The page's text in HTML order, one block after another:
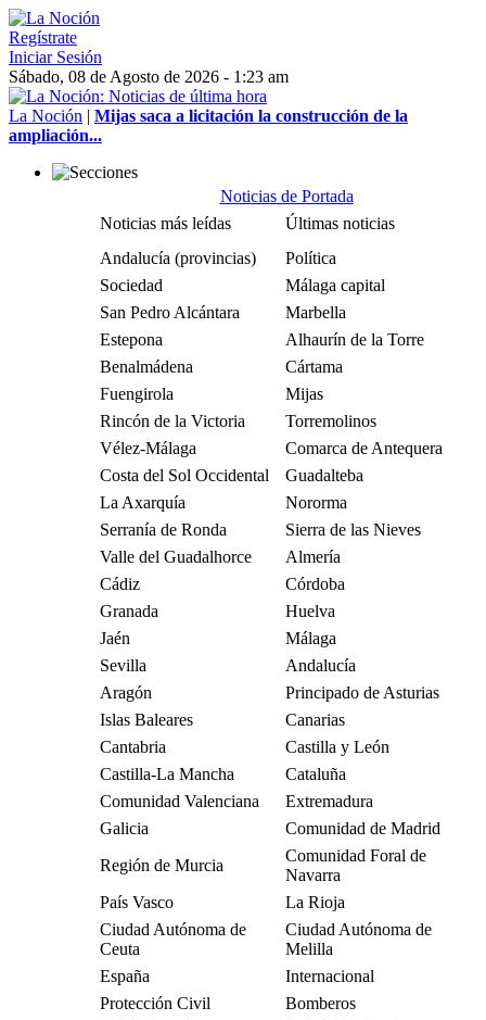
Regístrate
Iniciar Sesión
Sábado, 08 de Agosto de 2026 - 1:23 am
La Noción | Mijas saca a licitación la construcción de la
ampliación...
Noticias de Portada
Noticias más leídas
Últimas noticias
Andalucía (provincias)
Política
Sociedad
Málaga capital
San Pedro Alcántara
Marbella
Estepona
Alhaurín de la Torre
Benalmádena
Cártama
Fuengirola
Mijas
Rincón de la Victoria
Torremolinos
Vélez-Málaga
Comarca de Antequera
Costa del Sol Occidental
Guadalteba
La Axarquía
Nororma
Serranía de Ronda
Sierra de las Nieves
Valle del Guadalhorce
Almería
Cádiz
Córdoba
Granada
Huelva
Jaén
Málaga
Sevilla
Andalucía
Aragón
Principado de Asturias
Islas Baleares
Canarias
Cantabria
Castilla y León
Castilla-La Mancha
Cataluña
Comunidad Valenciana
Extremadura
Galicia
Comunidad de Madrid
Región de Murcia
Comunidad Foral de
Navarra
País Vasco
La Rioja
Ciudad Autónoma de
Ceuta
Ciudad Autónoma de
Melilla
España
Internacional
Protección Civil
Bomberos